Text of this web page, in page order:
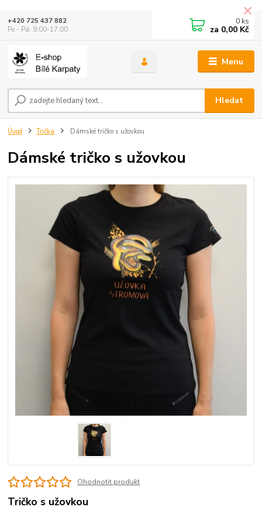
Menu
Hledat
+420 725 437 882
Po - Pá: 9:00-17:00
0 ks
za 0,00 Kč
Úvod Trička Dámské tričko s užovkou
Dámské tričko s užovkou
Ohodnotit produkt
Tričko s užovkou